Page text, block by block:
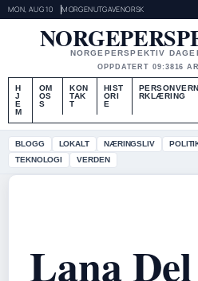
MON, AUG 10 MORGENUTGAVENORSK
NORGEPERSPEKTIV
OPPDATERT 09:3816
H
J
E
M
OM
OS
S
KON
TAK
T
HIST
ORI
E
RKLÆRING
BLOGG LOKALT NÆRINGSLIV
TEKNOLOGI
VERDEN
Lana